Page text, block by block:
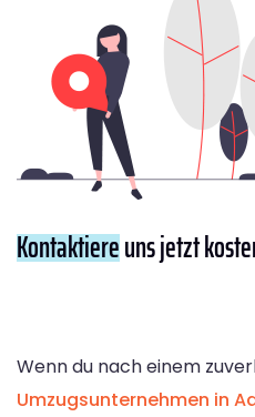
Kontaktiereuns jetzt
Wenn du nach einem
Umzugsunternehmen in